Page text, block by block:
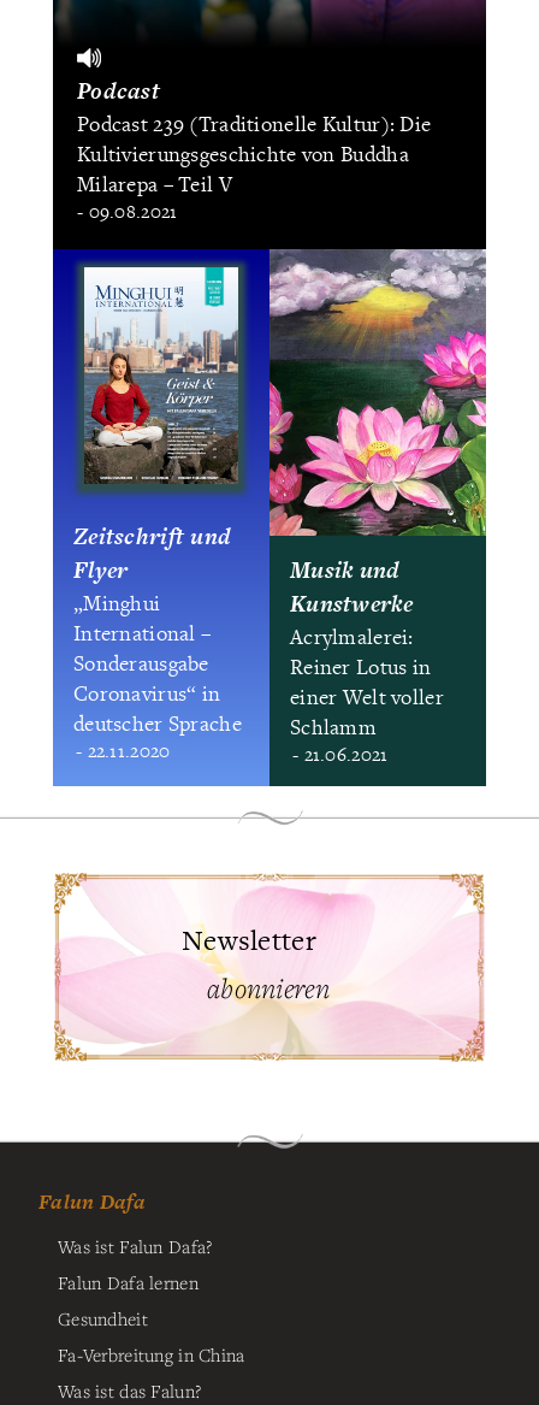
Podcast
Podcast 239 (Traditionelle Kultur): Die
Kultivierungsgeschichte von Buddha
Milarepa – Teil V
- 09.08.2021
Zeitschrift und
Flyer
„Minghui
International –
Sonderausgabe
Coronavirus“ in
deutscher Sprache
- 22.11.2020
Musik und
Kunstwerke
Acrylmalerei:
Reiner Lotus in
einer Welt voller
Schlamm
- 21.06.2021
abonnieren
Newsletter
Falun Dafa
Was ist Falun Dafa?
Falun Dafa lernen
Gesundheit
Fa-Verbreitung in China
Was ist das Falun?